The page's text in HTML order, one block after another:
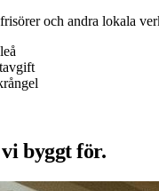
och andra lokala
byggt för.